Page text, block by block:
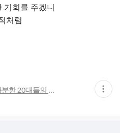
기회를 주겠니
처럼
＊여성시대＊ 차분한 20대들의 알흠다운 공간 현
재